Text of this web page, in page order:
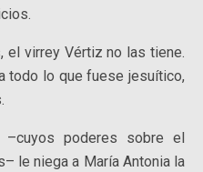
el virrey Vértiz no las tiene.
todo lo que fuese jesuítico,
poderes sobre el
le niega a María Antonia la